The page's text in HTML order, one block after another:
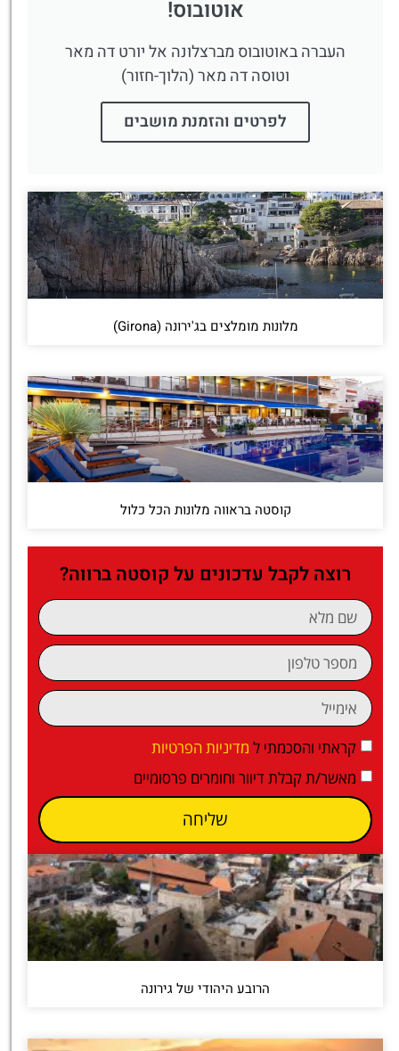
אוטובוס!
העברה באוטובוס מברצלונה אל יורט דה מאר
וטוסה דה מאר (הלוך-חזור)
לפרטים והזמנת מושבים
מלונות מומלצים בג'ירונה (Girona)
קוסטה בראווה מלונות הכל כלול
רוצה לקבל עדכונים על קוסטה ברווה?
קראתי והסכמתי ל מדיניות הפרטיות
מאשר/ת קבלת דיוור וחומרים פרסומיים
שליחה
הרובע היהודי של גירונה